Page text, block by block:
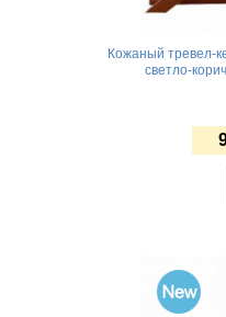
Кожаный тревел-
светло-